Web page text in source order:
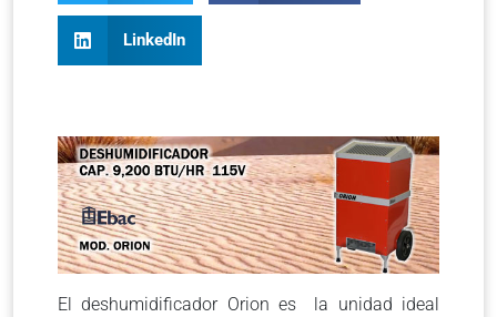
LinkedIn
El deshumidificador Orion es la unidad ideal